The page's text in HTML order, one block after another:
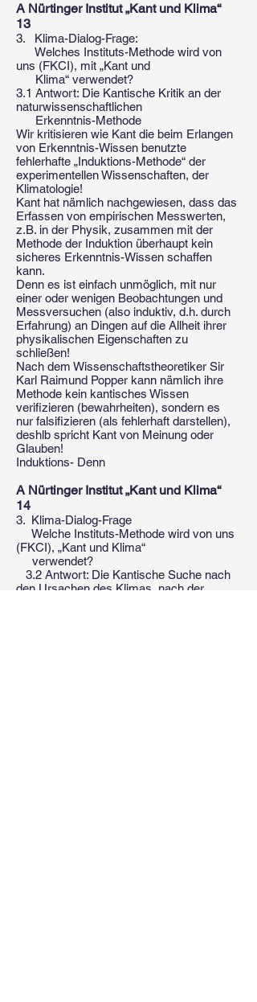
A Nürtinger Institut „Kant und Klima“
13
3. Klima-Dialog-Frage:
Welches Instituts-Methode wird von
uns (FKCI), mit „Kant und
Klima“ verwendet?
3.1 Antwort: Die Kantische Kritik an der
naturwissenschaftlichen
Erkenntnis-Methode
Wir kritisieren wie Kant die beim Erlangen
von Erkenntnis-Wissen benutzte
fehlerhafte „Induktions-Methode“ der
experimentellen Wissenschaften, der
Klimatologie!
Kant hat nämlich nachgewiesen, dass das
Erfassen von empirischen Messwerten,
z.B. in der Physik, zusammen mit der
Methode der Induktion überhaupt kein
sicheres Erkenntnis-Wissen schaffen
kann.
Denn es ist einfach unmöglich, mit nur
einer oder wenigen Beobachtungen und
Messversuchen (also induktiv, d.h. durch
Erfahrung) an Dingen auf die Allheit ihrer
physikalischen Eigenschaften zu
schließen!
Nach dem Wissenschaftstheoretiker Sir
Karl Raimund Popper kann nämlich ihre
Methode kein kantisches Wissen
verifizieren (bewahrheiten), sondern es
nur falsifizieren (als fehlerhaft darstellen),
deshlb spricht Kant von Meinung oder
Glauben!
Induktions- Denn
A Nürtinger Institut „Kant und Klima“
14
3. Klima-Dialog-Frage
Welche Instituts-Methode wird von uns
(FKCI), „Kant und Klima“
verwendet?
3.2 Antwort: Die Kantische Suche nach
den Ursachen des Klimas, nach der